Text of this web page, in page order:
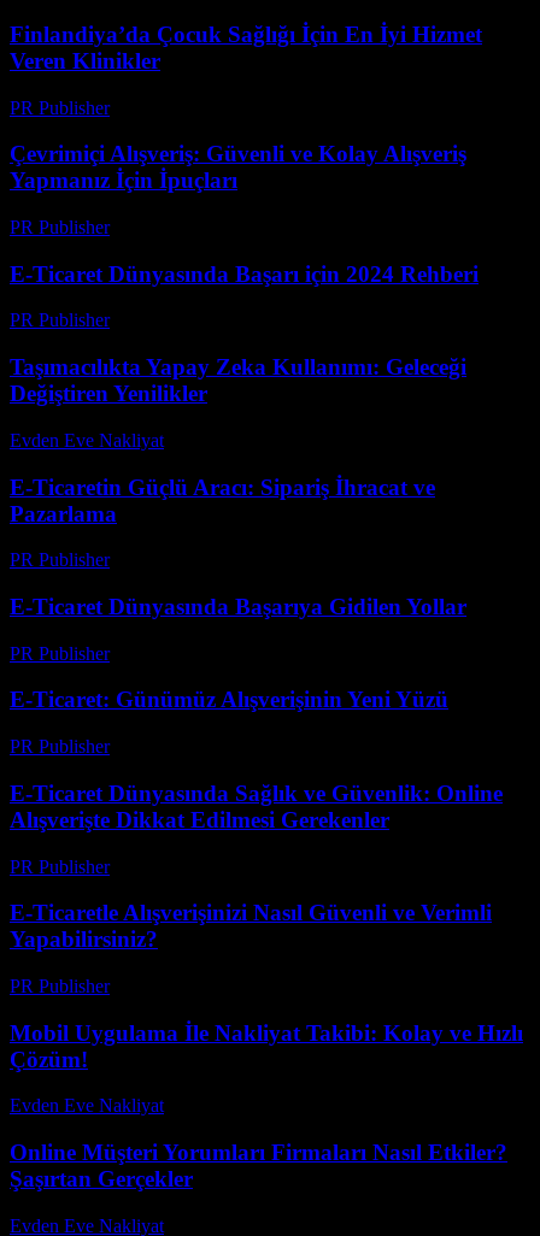
Finlandiya’da Çocuk Sağlığı İçin En İyi Hizmet
Veren Klinikler
PR Publisher-
Çevrimiçi Alışveriş: Güvenli ve Kolay Alışveriş
Yapmanız İçin İpuçları
PR Publisher-
E-Ticaret Dünyasında Başarı için 2024 Rehberi
PR Publisher-
Taşımacılıkta Yapay Zeka Kullanımı: Geleceği
Değiştiren Yenilikler
Evden Eve Nakliyat
E-Ticaretin Güçlü Aracı: Sipariş İhracat ve
Pazarlama
PR Publisher-
E-Ticaret Dünyasında Başarıya Gidilen Yollar
PR Publisher-
E-Ticaret: Günümüz Alışverişinin Yeni Yüzü
PR Publisher-
E-Ticaret Dünyasında Sağlık ve Güvenlik: Online
Alışverişte Dikkat Edilmesi Gerekenler
PR Publisher-
E-Ticaretle Alışverişinizi Nasıl Güvenli ve Verimli
Yapabilirsiniz?
PR Publisher-
Mobil Uygulama İle Nakliyat Takibi: Kolay ve Hızlı
Çözüm!
Evden Eve Nakliyat-
Online Müşteri Yorumları Firmaları Nasıl Etkiler?
Şaşırtan Gerçekler
Evden Eve Nakliyat